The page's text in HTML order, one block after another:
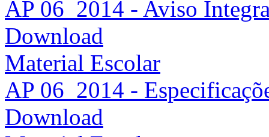
AP 06_2014 - Aviso
Download
Material Escolar
AP 06_2014 -
Download